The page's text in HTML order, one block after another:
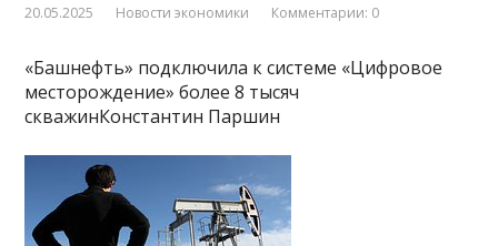
20.05.2025 Новости экономики Комментарии: 0
«Башнефть» подключила к системе «Цифровое
месторождение» более 8 тысяч
скважинКонстантин Паршин